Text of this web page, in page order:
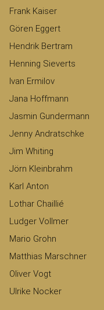
Frank Kaiser
Gören Eggert
Hendrik Bertram
Henning Sieverts
Ivan Ermilov
Jana Hoffmann
Jasmin Gundermann
Jenny Andratschke
Jim Whiting
Jörn Kleinbrahm
Karl Anton
Lothar Chaillié
Ludger Vollmer
Mario Grohn
Matthias Marschner
Oliver Vogt
Ulrike Nocker